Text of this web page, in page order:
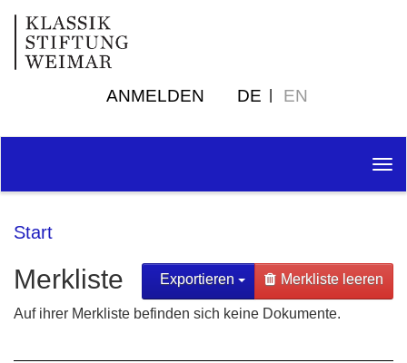
ANMELDEN DE EN
Start
Exportieren Merkliste leeren
Merkliste
Auf ihrer Merkliste befinden sich keine Dokumente.